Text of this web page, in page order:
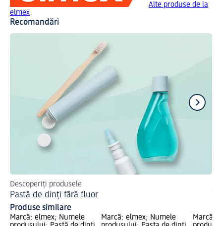
Alte produse de la
elmex
Recomandări
Descoperiți produsele
Pastă de dinți fără fluor
Produse similare
Marcă: elmex; Numele
Marcă: elmex; Numele
Marcă: